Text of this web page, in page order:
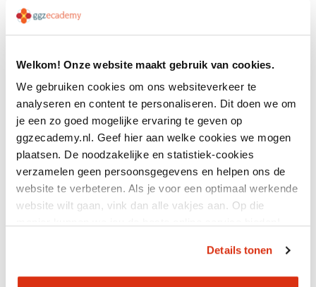
Welkom! Onze website maakt gebruik van cookies.
We gebruiken cookies om ons websiteverkeer te
analyseren en content te personaliseren. Dit doen we om
je een zo goed mogelijke ervaring te geven op
ggzecademy.nl. Geef hier aan welke cookies we mogen
plaatsen. De noodzakelijke en statistiek-cookies
verzamelen geen persoonsgegevens en helpen ons de
website te verbeteren. Als je voor een optimaal werkende
website wilt gaan, vink dan alle vakjes aan. Op die
Details tonen
14 jul 2026
terreur: herkennen wat
vaak v...
14 jul 2026
Terugblik congres: